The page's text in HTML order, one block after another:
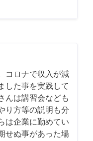
コロナで収入が減
した事を実践して
んは講習会なども
り方等の説明も分
は企業に勤めてい
せぬ事があった場